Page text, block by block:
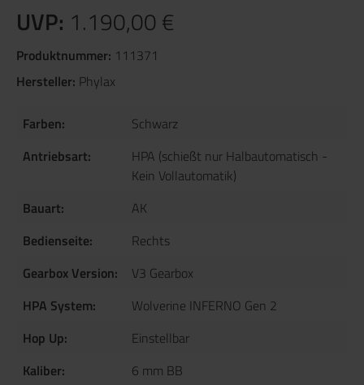
UVP: 1.190,00 €
Produktnummer: 111371
Hersteller: Phylax
Farben:
Schwarz
Antriebsart:
HPA (schießt nur Halbautomatisch -
Kein Vollautomatik)
Bauart:
AK
Bedienseite:
Rechts
Gearbox Version:
V3 Gearbox
HPA System:
Wolverine INFERNO Gen 2
Hop Up:
Einstellbar
Kaliber:
6 mm BB